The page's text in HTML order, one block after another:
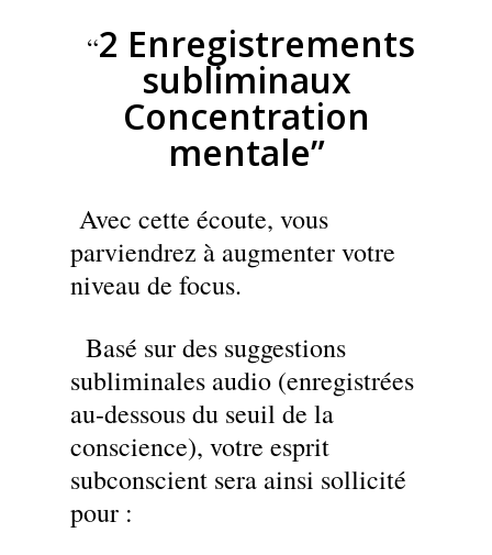
“2 Enregistrements
subliminaux
Concentration
mentale”
Avec cette écoute, vous
parviendrez à augmenter votre
niveau de focus.
Basé sur des suggestions
subliminales audio (enregistrées
au-dessous du seuil de la
conscience), votre esprit
subconscient sera ainsi sollicité
pour :